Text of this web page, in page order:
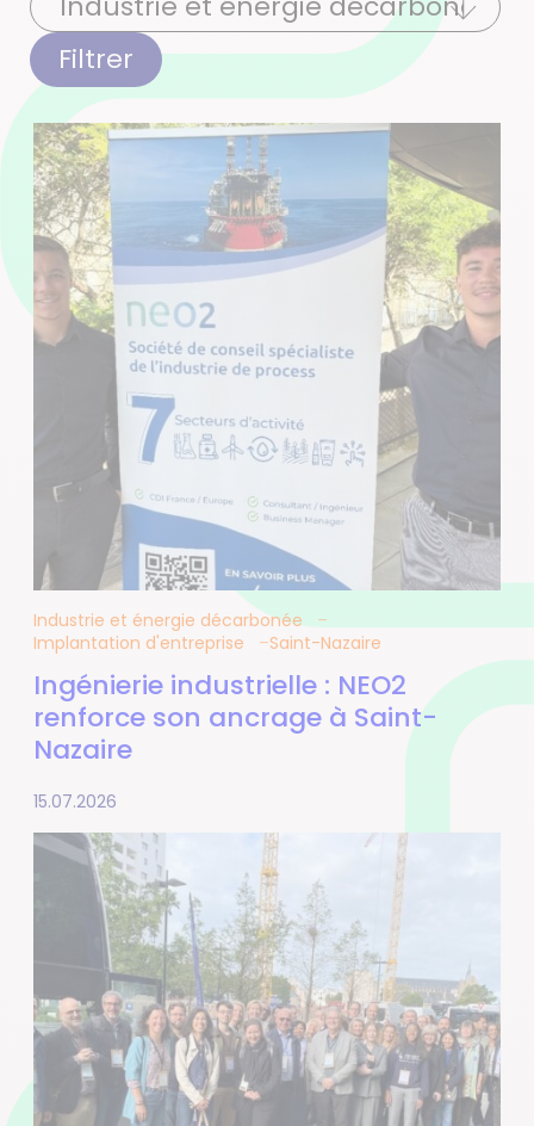
Filtrer
Industrie et énergie décarbonée
Implantation d'entreprise
Saint-Nazaire
Ingénierie industrielle : NEO2
renforce son ancrage à Saint-
Nazaire
15.07.2026